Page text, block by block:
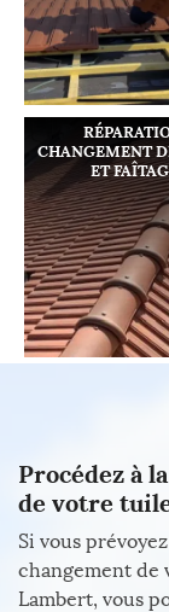
CHANGEMENT
ET
Procédez à
de votre
Si vous
changement de
Lambert, vous